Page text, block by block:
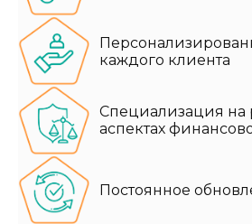
каждого клиента
Специализация на
аспектах
Постоянное